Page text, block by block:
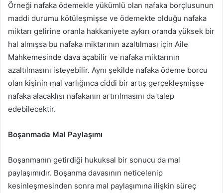
Örneği nafaka ödemekle yükümlü olan nafaka borçlusunun
maddi durumu kötüleşmişse ve ödemekte olduğu nafaka
miktarı gelirine oranla hakkaniyete aykırı oranda yüksek bir
hal almışsa bu nafaka miktarının azaltılması için Aile
Mahkemesinde dava açabilir ve nafaka miktarının
azaltılmasını isteyebilir. Aynı şekilde nafaka ödeme borcu
olan kişinin mal varlığınca ciddi bir artış gerçekleşmişse
nafaka alacaklısı nafakanın artırılmasını da talep
edebilecektir.
Boşanmada Mal Paylaşımı
Boşanmanın getirdiği hukuksal bir sonucu da mal
paylaşımıdır. Boşanma davasının neticelenip
kesinleşmesinden sonra mal paylaşımına ilişkin süreç